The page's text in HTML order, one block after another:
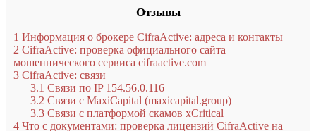
Отзывы
1 Информация о брокере CifraActive: адреса и контакты
2 CifraActive: проверка официального сайта
мошеннического сервиса cifraactive.com
3 CifraActive: связи
3.1 Связи по IP 154.56.0.116
3.2 Связи с MaxiCapital (maxicapital.group)
3.3 Связи с платформой скамов xCritical
4 Что с документами: проверка лицензий CifraActive на